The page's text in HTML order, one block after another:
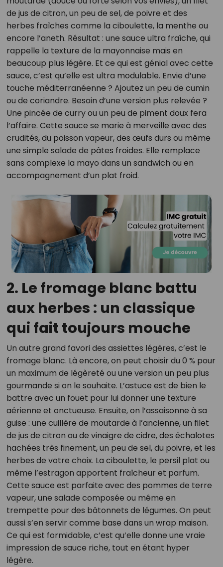
de jus de citron, un peu de sel, de poivre et des
herbes fraîches comme la ciboulette, la menthe ou
encore l’aneth. Résultat : une sauce ultra fraîche, qui
rappelle la texture de la mayonnaise mais en
beaucoup plus légère. Et ce qui est génial avec cette
sauce, c’est qu’elle est ultra modulable. Envie d’une
touche méditerranéenne ? Ajoutez un peu de cumin
ou de coriandre. Besoin d’une version plus relevée ?
Une pincée de curry ou un peu de piment doux fera
l’affaire. Cette sauce se marie à merveille avec des
crudités, du poisson vapeur, des œufs durs ou même
une simple salade de pâtes froides. Elle remplace
sans complexe la mayo dans un sandwich ou en
accompagnement d’un plat froid.
2. Le fromage blanc battu
aux herbes : un classique
qui fait toujours mouche
Un autre grand favori des assiettes légères, c’est le
fromage blanc. Là encore, on peut choisir du 0 % pour
un maximum de légèreté ou une version un peu plus
gourmande si on le souhaite. L’astuce est de bien le
battre avec un fouet pour lui donner une texture
aérienne et onctueuse. Ensuite, on l’assaisonne à sa
guise : une cuillère de moutarde à l’ancienne, un filet
de jus de citron ou de vinaigre de cidre, des échalotes
hachées très finement, un peu de sel, du poivre, et les
herbes de votre choix. La ciboulette, le persil plat ou
même l’estragon apportent fraîcheur et parfum.
Cette sauce est parfaite avec des pommes de terre
vapeur, une salade composée ou même en
trempette pour des bâtonnets de légumes. On peut
aussi s’en servir comme base dans un wrap maison.
Ce qui est formidable, c’est qu’elle donne une vraie
impression de sauce riche, tout en étant hyper
légère.